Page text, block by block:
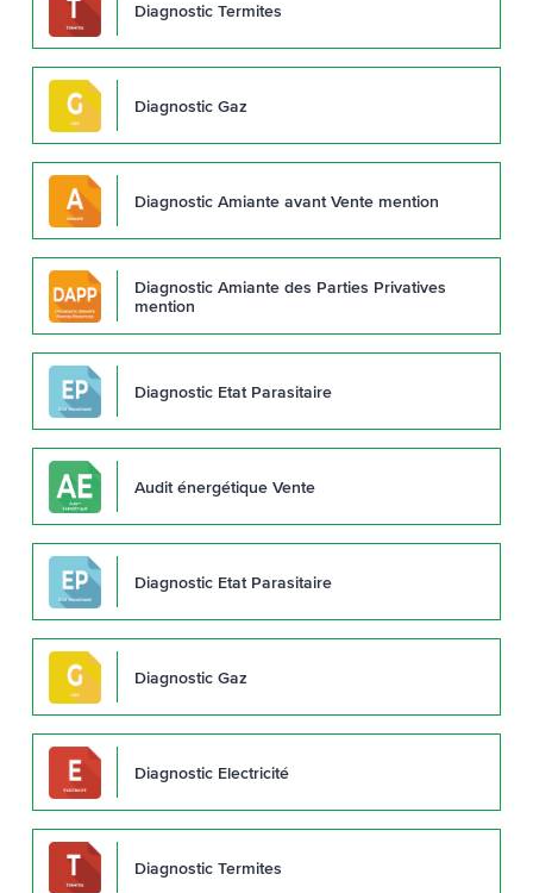
Diagnostic Termites
Diagnostic Gaz
Diagnostic Amiante avant Vente mention
Diagnostic Amiante des Parties Privatives
mention
Diagnostic Etat Parasitaire
Audit énergétique Vente
Diagnostic Etat Parasitaire
Diagnostic Gaz
Diagnostic Electricité
Diagnostic Termites